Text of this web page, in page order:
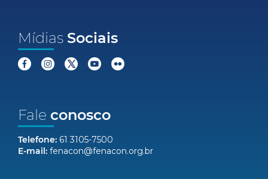
Mídias Sociais
Fale conosco
Telefone: 61 3105-7500
E-mail: fenacon@fenacon.org.br